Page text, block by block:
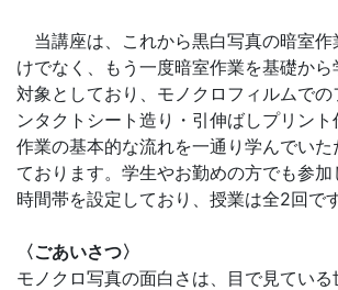
当講座は、これから黒白写真の暗室作
けでなく、もう一度暗室作業を基礎か
対象としており、モノクロフィルムでの
ンタクトシート造り・引伸ばしプリン
作業の基本的な流れを一通り学んでいた
ております。学生やお勤めの方でも参
時間帯を設定しており、授業は全2回です
〈ごあいさつ〉
モノクロ写真の面白さは、目で見てい